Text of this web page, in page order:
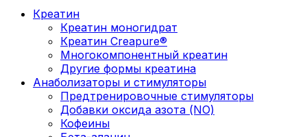
Креатин
Креатин моногидрат
Креатин Creapure®
Многокомпонентный креатин
Другие формы креатина
Анаболизаторы и стимуляторы
Предтренировочные стимуляторы
Добавки оксида азота (NO)
Кофеины